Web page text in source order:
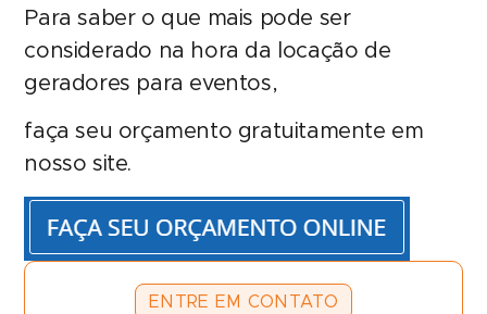
Para saber o que mais pode ser
considerado na hora da locação de
geradores para eventos,
faça seu orçamento gratuitamente em
nosso site.
ENTRE EM CONTATO